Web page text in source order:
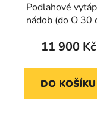
Podlahové
nádob (do O 30
11 900 Kč
DO KOŠÍKU